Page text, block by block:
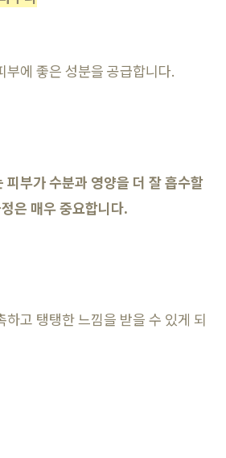
부에 좋은 성분을 공급합니다.
피부가 수분과 영양을 더 잘 흡수할
은 매우 중요합니다.
하고 탱탱한 느낌을 받을 수 있게 되